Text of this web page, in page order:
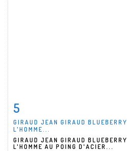
5
GIRAUD JEAN GIRAUD BLUEBERRY
L'HOMME...
GIRAUD JEAN GIRAUD BLUEBERRY
L'HOMME AU POING D'ACIER...